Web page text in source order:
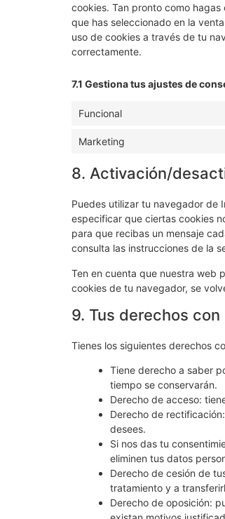
cookies. Tan pronto como
que has seleccionado en la
uso de cookies a través de tu
correctamente.
7.1 Gestiona tus ajustes de
Funcional
Marketing
8. Activación/
Puedes utilizar tu navegador de
especificar que ciertas cookies
para que recibas un mensaje
consulta las instrucciones de la
Ten en cuenta que nuestra web
cookies de tu navegador, se
9. Tus derechos
Tienes los siguientes derechos
Tiene derecho a saber
tiempo se conservarán.
Derecho de acceso:
Derecho de
desees.
Si nos das tu
eliminen tus datos
Derecho de cesión de
tratamiento y a
Derecho de oposición: